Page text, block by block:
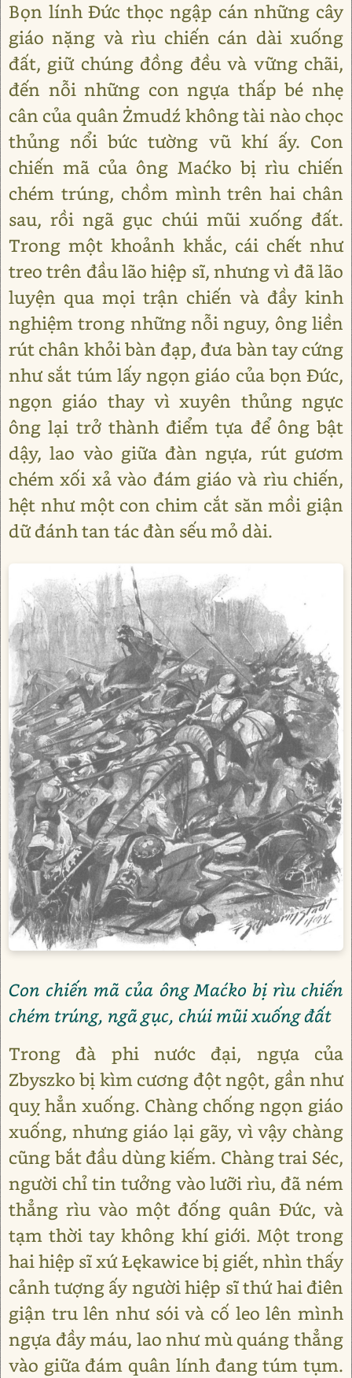
Bọn lính Đức thọc ngập cán những cây
giáo nặng và rìu chiến cán dài xuống
đất, giữ chúng đồng đều và vững chãi,
đến nỗi những con ngựa thấp bé nhẹ
cân của quân Żmudź không tài nào chọc
thủng nổi bức tường vũ khí ấy. Con
chiến mã của ông Maćko bị rìu chiến
chém trúng, chồm mình trên hai chân
sau, rồi ngã gục chúi mũi xuống đất.
Trong một khoảnh khắc, cái chết như
treo trên đầu lão hiệp sĩ, nhưng vì đã lão
luyện qua mọi trận chiến và đầy kinh
nghiệm trong những nỗi nguy, ông liền
rút chân khỏi bàn đạp, đưa bàn tay cứng
như sắt túm lấy ngọn giáo của bọn Đức,
ngọn giáo thay vì xuyên thủng ngực
ông lại trở thành điểm tựa để ông bật
dậy, lao vào giữa đàn ngựa, rút gươm
chém xối xả vào đám giáo và rìu chiến,
hệt như một con chim cắt săn mồi giận
dữ đánh tan tác đàn sếu mỏ dài.
Con chiến mã của ông Maćko bị rìu chiến
chém trúng, ngã gục, chúi mũi xuống đất
Trong đà phi nước đại, ngựa của
Zbyszko bị kìm cương đột ngột, gần như
quỵ hẳn xuống. Chàng chống ngọn giáo
xuống, nhưng giáo lại gãy, vì vậy chàng
cũng bắt đầu dùng kiếm. Chàng trai Séc,
người chỉ tin tưởng vào lưỡi rìu, đã ném
thẳng rìu vào một đống quân Đức, và
tạm thời tay không khí giới. Một trong
hai hiệp sĩ xứ Łękawice bị giết, nhìn thấy
cảnh tượng ấy người hiệp sĩ thứ hai điên
giận tru lên như sói và cố leo lên mình
ngựa đầy máu, lao như mù quáng thẳng
vào giữa đám quân lính đang túm tụm.